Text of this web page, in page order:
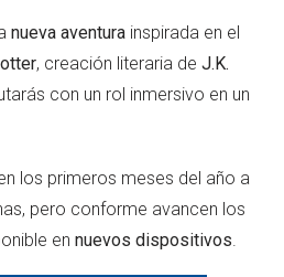
nueva aventura inspirada en el
, creación literaria de J.K.
con un rol inmersivo en un
los primeros meses del año a
pero conforme avancen los
en nuevos dispositivos.